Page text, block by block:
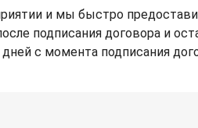
и мы быстро
подписания договора и
с момента подписания